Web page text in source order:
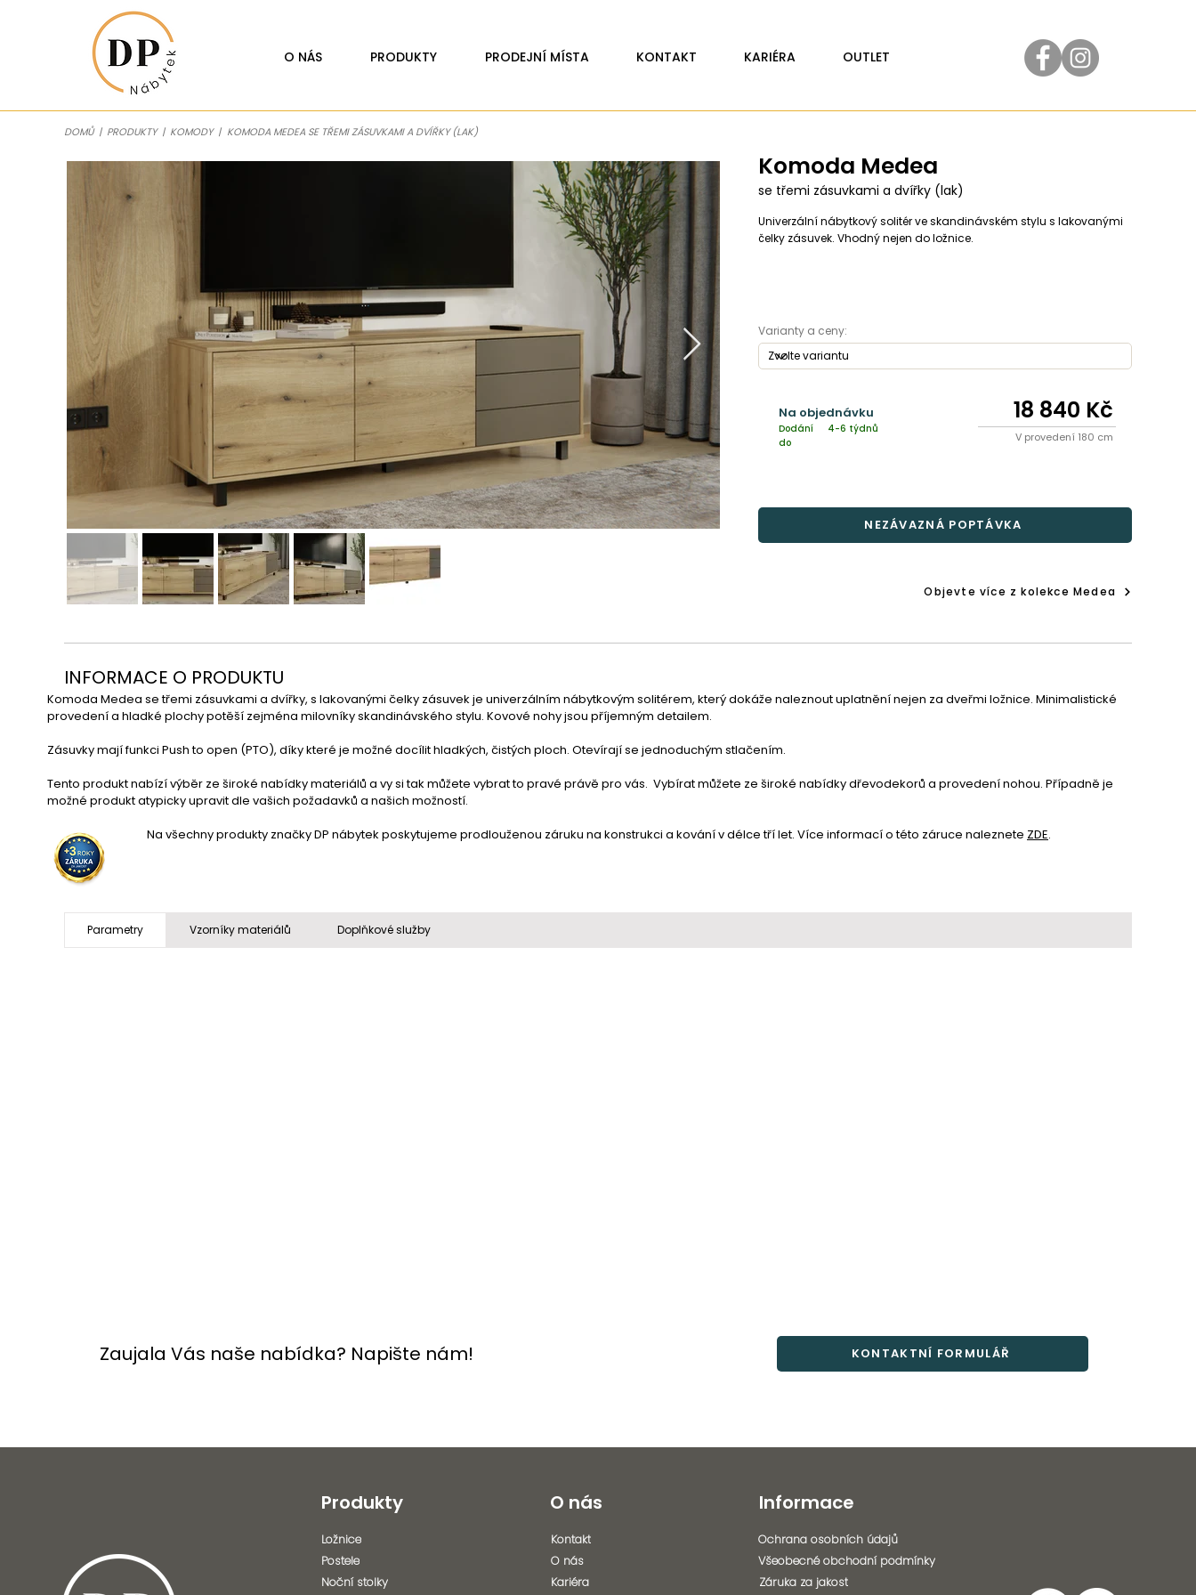
O NÁS PRODUKTY PRODEJNÍ MÍSTA KONTAKT KARIÉRA OUTLET
DOMŮ| PRODUKTY| KOMODY | KOMODA MEDEA SE TŘEMI ZÁSUVKAMI A DVÍŘKY (LAK)
Komoda Medea
se třemi zásuvkami a dvířky (lak)
Univerzální nábytkový solitér ve skandinávském stylu s lakovanými
čelky zásuvek. Vhodný nejen do ložnice.
Varianty a ceny:
Na objednávku
Dodání
do
4-6 týdnů
18 840 Kč
V provedení 180 cm
NEZÁVAZNÁ POPTÁVKA
Objevte více z kolekce Medea
INFORMACE O PRODUKTU
Komoda Medea se třemi zásuvkami a dvířky, s lakovanými čelky zásuvek je univerzálním nábytkovým solitérem, který dokáže naleznout uplatnění nejen za dveřmi ložnice. Minimalistické
provedení a hladké plochy potěší zejména milovníky skandinávského stylu. Kovové nohy jsou příjemným detailem.
Zásuvky mají funkci Push to open (PTO), díky které je možné docílit hladkých, čistých ploch. Otevírají se jednoduchým stlačením.
Tento produkt nabízí výběr ze široké nabídky materiálů a vy si tak můžete vybrat to pravé právě pro vás.  Vybírat můžete ze široké nabídky dřevodekorů a provedení nohou. Případně je
možné produkt atypicky upravit dle vašich požadavků a našich možností.
Na všechny produkty značky DP nábytek poskytujeme prodlouženou záruku na konstrukci a kování v délce tří let. Více informací o této záruce naleznete ZDE.
Parametry Vzorníky materiálů Doplňkové služby
Zaujala Vás naše nabídka? Napište nám! KONTAKTNÍ FORMULÁŘ
Produkty
Ložnice
Postele
Noční stolky
O nás
Kontakt
O nás
Kariéra
Informace
Ochrana osobních údajů
Všeobecné obchodní podmínky
Záruka za jakost